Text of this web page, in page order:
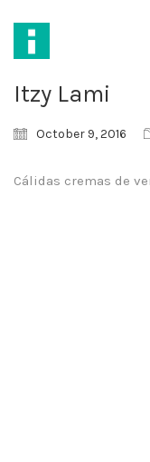
Itzy Lami
October 9, 2016
Cálidas cremas de